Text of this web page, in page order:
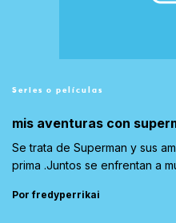
Series o películas
mis aventuras con
Se trata de Superman y sus
prima .Juntos se enfrentan a
Por fredyperrikai